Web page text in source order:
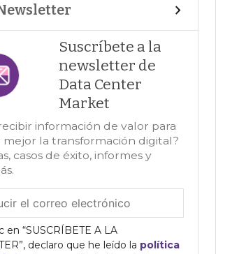
Suscríbete a la
newsletter de
Data Center
Market
información de valor para
la transformación digital?
casos de éxito, informes y
en “SUSCRÍBETE A LA
declaro que he leído la política